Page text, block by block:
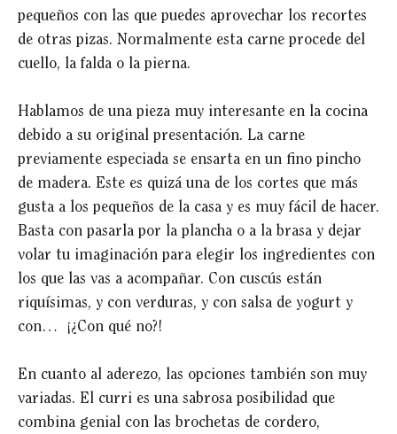
pequeños con las que puedes aprovechar los recortes
de otras pizas. Normalmente esta carne procede del
cuello, la falda o la pierna.
Hablamos de una pieza muy interesante en la cocina
debido a su original presentación. La carne
previamente especiada se ensarta en un fino pincho
de madera. Este es quizá una de los cortes que más
gusta a los pequeños de la casa y es muy fácil de hacer.
Basta con pasarla por la plancha o a la brasa y dejar
volar tu imaginación para elegir los ingredientes con
los que las vas a acompañar. Con cuscús están
riquísimas, y con verduras, y con salsa de yogurt y
con… ¡¿Con qué no?!
En cuanto al aderezo, las opciones también son muy
variadas. El curri es una sabrosa posibilidad que
combina genial con las brochetas de cordero,